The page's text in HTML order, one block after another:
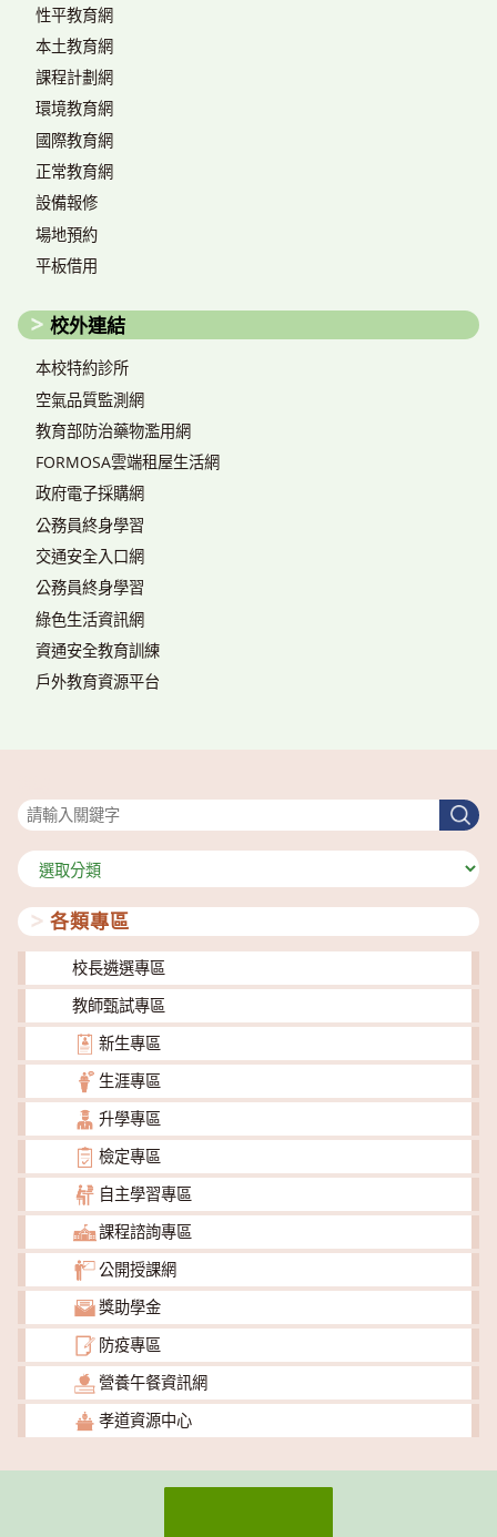
性平教育網
本土教育網
課程計劃網
環境教育網
國際教育網
正常教育網
設備報修
場地預約
平板借用
校外連結
本校特約診所
空氣品質監測網
教育部防治藥物濫用網
FORMOSA雲端租屋生活網
政府電子採購網
公務員終身學習
交通安全入口網
公務員終身學習
綠色生活資訊網
資通安全教育訓練
戶外教育資源平台
搜
尋
分
類
各類專區
校長遴選專區
教師甄試專區
新生專區
生涯專區
升學專區
檢定專區
自主學習專區
課程諮詢專區
公開授課網
獎助學金
防疫專區
營養午餐資訊網
孝道資源中心